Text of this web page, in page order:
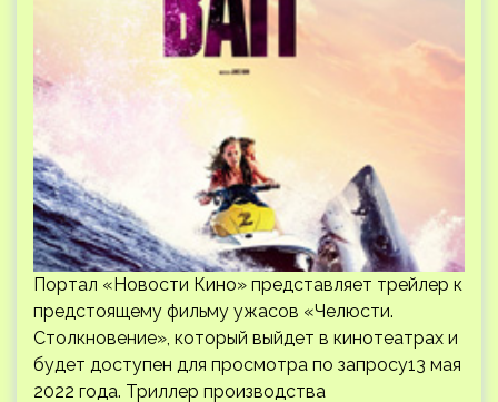
Портал «Новости Кино» представляет трейлер к
предстоящему фильму ужасов «Челюсти.
Столкновение», который выйдет в кинотеатрах и
будет доступен для просмотра по запросу13 мая
2022 года. Триллер производства